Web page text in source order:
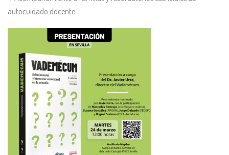
autocuidado docente.